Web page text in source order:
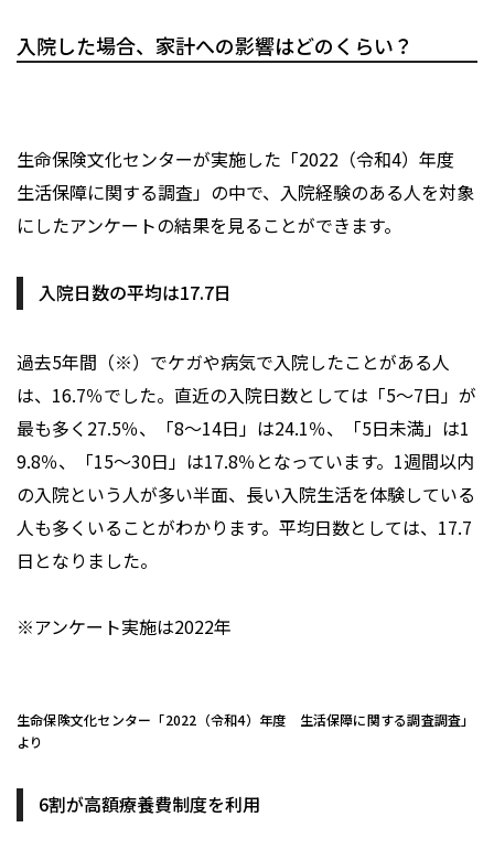
入院した場合、家計への影響はどのくらい？
生命保険文化センターが実施した「2022（令和4）年度
生活保障に関する調査」の中で、入院経験のある人を対象
にしたアンケートの結果を見ることができます。
入院日数の平均は17.7日
過去5年間（※）でケガや病気で入院したことがある人
は、16.7％でした。直近の入院日数としては「5～7日」が
最も多く27.5％、「8～14日」は24.1％、「5日未満」は1
9.8％、「15～30日」は17.8％となっています。1週間以内
の入院という人が多い半面、長い入院生活を体験している
人も多くいることがわかります。平均日数としては、17.7
日となりました。
※アンケート実施は2022年
生命保険文化センター「2022（令和4）年度 生活保障に関する調査調査」
より
6割が高額療養費制度を利用